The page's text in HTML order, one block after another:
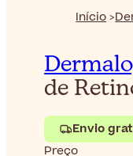
Início
de
Envio
Preço